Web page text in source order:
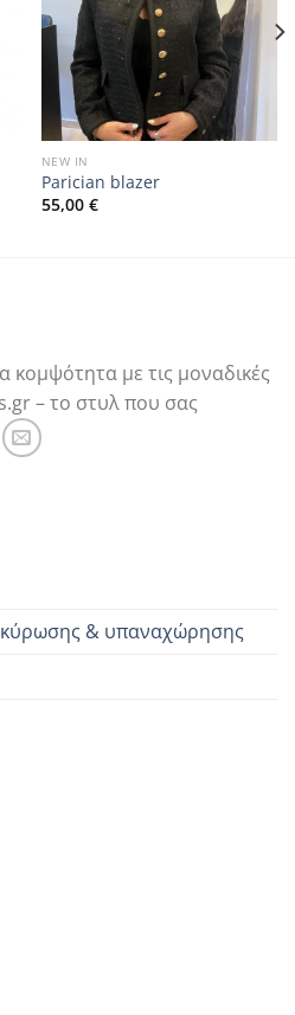
NEW IN
Parician blazer
55,00 €
κομψότητα με τις μοναδικές
– το στυλ που σας
& υπαναχώρησης